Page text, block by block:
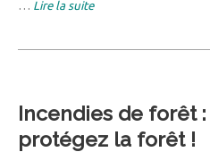
… Lire la suite
Incendies de forêt
protégez la forêt !